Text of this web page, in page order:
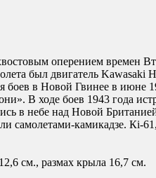
оперением времен
был двигатель
в Новой Гвинее в июне
В ходе боев 1943 года
в небе над Новой
камикадзе. Кi-
см., размах крыла 16,7 см.